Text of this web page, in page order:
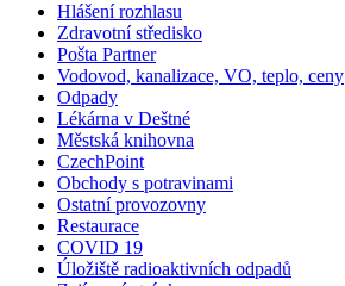
Hlášení rozhlasu
Zdravotní středisko
Pošta Partner
Vodovod, kanalizace, VO, teplo, ceny
Odpady
Lékárna v Deštné
Městská knihovna
CzechPoint
Obchody s potravinami
Ostatní provozovny
Restaurace
COVID 19
Úložiště radioaktivních odpadů